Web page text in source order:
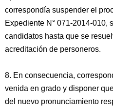
correspondía suspender el
Expediente N° 071-2014-010,
candidatos hasta que se
acreditación de personeros.
8. En consecuencia,
venida en grado y disponer
del nuevo pronunciamiento